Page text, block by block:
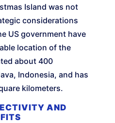
Island was not
considerations
US government have
location of the
about 400
Indonesia, and has
kilometers.
AND